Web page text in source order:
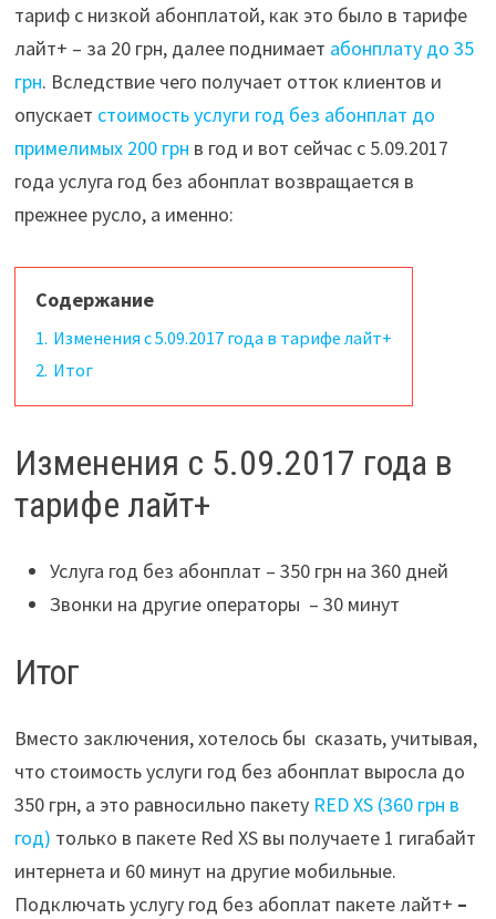
тариф с низкой абонплатой, как это было в тарифе
лайт+ – за 20 грн, далее поднимает абонплату до 35
грн. Вследствие чего получает отток клиентов и
опускает стоимость услуги год без абонплат до
примелимых 200 грн в год и вот сейчас с 5.09.2017
года услуга год без абонплат возвращается в
прежнее русло, а именно:
Содержание
1. Изменения с 5.09.2017 года в тарифе лайт+
2. Итог
Изменения с 5.09.2017 года в
тарифе лайт+
Услуга год без абонплат – 350 грн на 360 дней
Звонки на другие операторы – 30 минут
Итог
Вместо заключения, хотелось бы сказать, учитывая,
что стоимость услуги год без абонплат выросла до
350 грн, а это равносильно пакету RED XS (360 грн в
год) только в пакете Red XS вы получаете 1 гигабайт
интернета и 60 минут на другие мобильные.
Подключать услугу год без абоплат пакете лайт+ –